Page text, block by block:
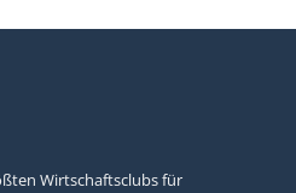
Wirtschaftsclubs für